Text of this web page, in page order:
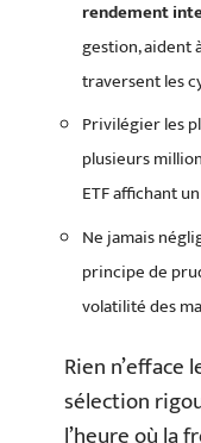
rendement
gestion, aident
traversent les
Privilégier les
plusieurs
ETF affichant
Ne jamais
principe de
volatilité des
Rien n’efface
sélection